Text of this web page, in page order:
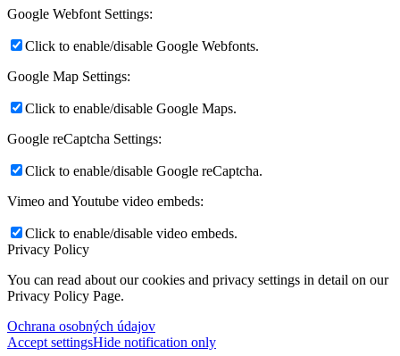
Google Webfont Settings:
Click to enable/disable Google Webfonts.
Google Map Settings:
Click to enable/disable Google Maps.
Google reCaptcha Settings:
Click to enable/disable Google reCaptcha.
Vimeo and Youtube video embeds:
Click to enable/disable video embeds.
Privacy Policy
You can read about our cookies and privacy settings in detail on our
Privacy Policy Page.
Ochrana osobných údajov
Accept settingsHide notification only